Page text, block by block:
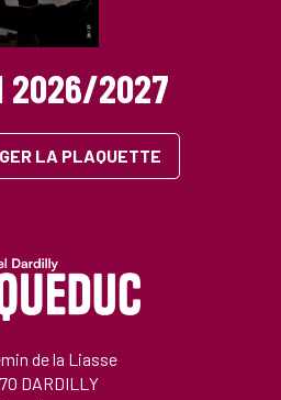
2026/2027
LA PLAQUETTE
de la Liasse
DARDILLY